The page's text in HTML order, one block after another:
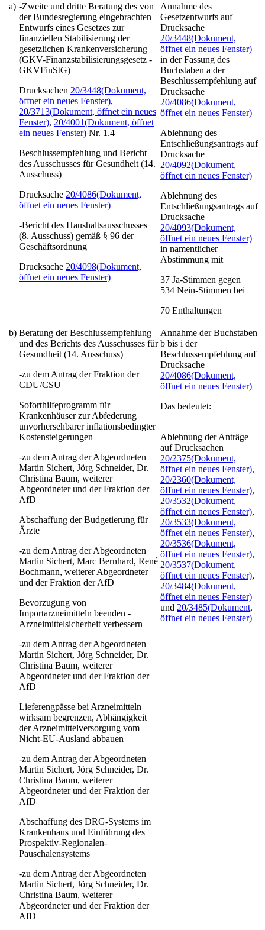
a) -Zweite und dritte Beratung des von
der Bundesregierung eingebrachten
Entwurfs eines Gesetzes zur
finanziellen Stabilisierung der
gesetzlichen Krankenversicherung
(GKV-Finanzstabilisierungsgesetz -
GKVFinStG)
Drucksachen 20/3448(Dokument,
öffnet ein neues Fenster),
20/3713(Dokument, öffnet ein neues
Fenster), 20/4001(Dokument, öffnet
ein neues Fenster) Nr. 1.4
Beschlussempfehlung und Bericht
des Ausschusses für Gesundheit (14.
Ausschuss)
Drucksache 20/4086(Dokument,
öffnet ein neues Fenster)
-Bericht des Haushaltsausschusses
(8. Ausschuss) gemäß § 96 der
Geschäftsordnung
Drucksache 20/4098(Dokument,
öffnet ein neues Fenster)
Annahme des
Gesetzentwurfs auf
Drucksache
20/3448(Dokument,
öffnet ein neues Fenster)
in der Fassung des
Buchstaben a der
Beschlussempfehlung auf
Drucksache
20/4086(Dokument,
öffnet ein neues Fenster)
Ablehnung des
Entschließungsantrags auf
Drucksache
20/4092(Dokument,
öffnet ein neues Fenster)
Ablehnung des
Entschließungsantrags auf
Drucksache
20/4093(Dokument,
öffnet ein neues Fenster)
in namentlicher
Abstimmung mit
37 Ja-Stimmen gegen
534 Nein-Stimmen bei
70 Enthaltungen
b) Beratung der Beschlussempfehlung
und des Berichts des Ausschusses für
Gesundheit (14. Ausschuss)
-zu dem Antrag der Fraktion der
CDU/CSU
Soforthilfeprogramm für
Krankenhäuser zur Abfederung
unvorhersehbarer inflationsbedingter
Kostensteigerungen
-zu dem Antrag der Abgeordneten
Martin Sichert, Jörg Schneider, Dr.
Christina Baum, weiterer
Abgeordneter und der Fraktion der
AfD
Abschaffung der Budgetierung für
Ärzte
-zu dem Antrag der Abgeordneten
Martin Sichert, Marc Bernhard, René
Bochmann, weiterer Abgeordneter
und der Fraktion der AfD
Bevorzugung von
Importarzneimitteln beenden -
Arzneimittelsicherheit verbessern
-zu dem Antrag der Abgeordneten
Martin Sichert, Jörg Schneider, Dr.
Christina Baum, weiterer
Abgeordneter und der Fraktion der
AfD
Lieferengpässe bei Arzneimitteln
wirksam begrenzen, Abhängigkeit
der Arzneimittelversorgung vom
Nicht-EU-Ausland abbauen
-zu dem Antrag der Abgeordneten
Martin Sichert, Jörg Schneider, Dr.
Christina Baum, weiterer
Abgeordneter und der Fraktion der
AfD
Abschaffung des DRG-Systems im
Krankenhaus und Einführung des
Prospektiv-Regionalen-
Pauschalensystems
-zu dem Antrag der Abgeordneten
Martin Sichert, Jörg Schneider, Dr.
Christina Baum, weiterer
Abgeordneter und der Fraktion der
AfD
Annahme der Buchstaben
b bis i der
Beschlussempfehlung auf
Drucksache
20/4086(Dokument,
öffnet ein neues Fenster)
Das bedeutet:
Ablehnung der Anträge
auf Drucksachen
20/2375(Dokument,
öffnet ein neues Fenster),
20/2360(Dokument,
öffnet ein neues Fenster),
20/3532(Dokument,
öffnet ein neues Fenster),
20/3533(Dokument,
öffnet ein neues Fenster),
20/3536(Dokument,
öffnet ein neues Fenster),
20/3537(Dokument,
öffnet ein neues Fenster),
20/3484(Dokument,
öffnet ein neues Fenster)
und 20/3485(Dokument,
öffnet ein neues Fenster)